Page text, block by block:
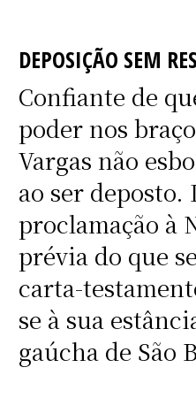
DEPOSIÇÃO SEM
Confiante de
poder nos
Vargas não
ao ser deposto.
proclamação à
prévia do que
carta-
se à sua
gaúcha de São